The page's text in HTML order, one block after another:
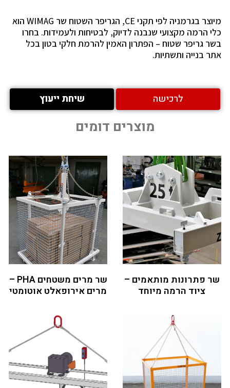
מיוצר בגרמניה לפי תקני CE, הגריפר השטוח שר WIMAG הוא
כלי הרמה מקצועי שנבנה לדיוק, לבטיחות ולעמידות. בחרו
בשר גריפר שטוח – הפתרון האמין להרמת חלקי בטון בכל
אתר בנייה ותשתיות.
לרכישה שיחת ייעוץ
מוצרים דומים
שר פתרונות מותאמים –
ציוד הרמה מיוחד
שר מרים משטחים PHA –
מרים אירופאלט אוטומטי